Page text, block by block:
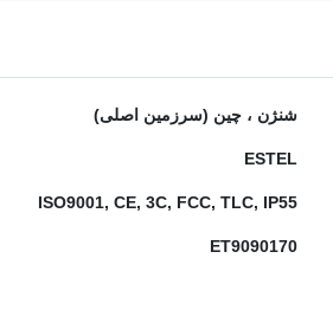
شنژن ، چین (سرزمین اصلی)
ESTEL
ISO9001, CE, 3C, FCC, TLC, IP55
ET9090170